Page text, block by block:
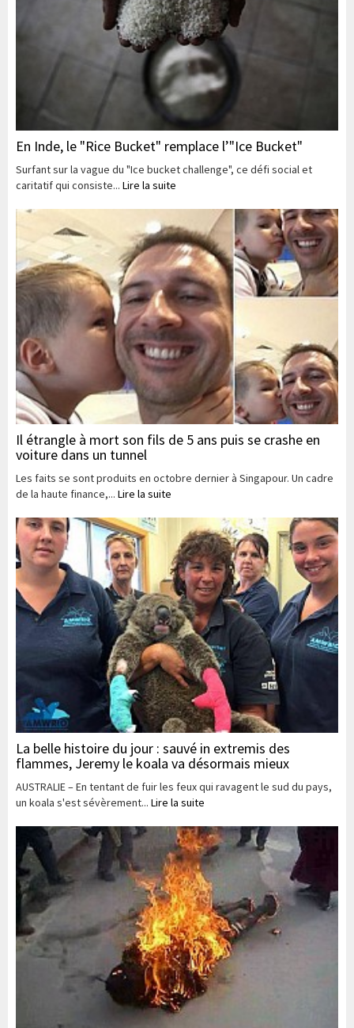
En Inde, le "Rice Bucket" remplace l’"Ice Bucket"
Surfant sur la vague du "Ice bucket challenge", ce défi social et
caritatif qui consiste... Lire la suite
Il étrangle à mort son fils de 5 ans puis se crashe en
voiture dans un tunnel
Les faits se sont produits en octobre dernier à Singapour. Un cadre
de la haute finance,... Lire la suite
La belle histoire du jour : sauvé in extremis des
flammes, Jeremy le koala va désormais mieux
AUSTRALIE – En tentant de fuir les feux qui ravagent le sud du pays,
un koala s'est sévèrement... Lire la suite